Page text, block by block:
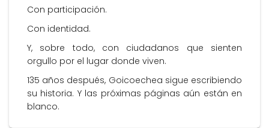
Con participación.
Con identidad.
Y, sobre todo, con ciudadanos que sienten
orgullo por el lugar donde viven.
135 años después, Goicoechea sigue escribiendo
su historia. Y las próximas páginas aún están en
blanco.